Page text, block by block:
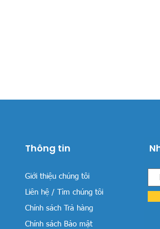
Thông tin
Giới thiệu chúng tôi
Liên hệ / Tìm chúng tôi
Chính sách Trả hàng
Chính sách Bảo mật